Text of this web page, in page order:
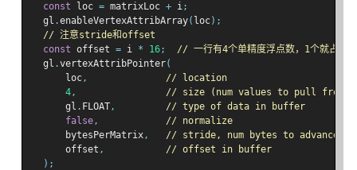
const loc = matrixLoc + i;
  gl
.enableVertexAttribArray( loc);
// 注意stride和offset
const offset = i * 16;
// 一行有4个单精度浮点数，1个就占用4
  gl
.vertexAttribPointer(
      loc
,
// location
4,
// size (num values to pull from
      gl
. FLOAT,
// type of data in buffer
false,
// normalize
      bytesPerMatrix
,
// stride, num bytes to advance
      offset
,
// offset in buffer
);